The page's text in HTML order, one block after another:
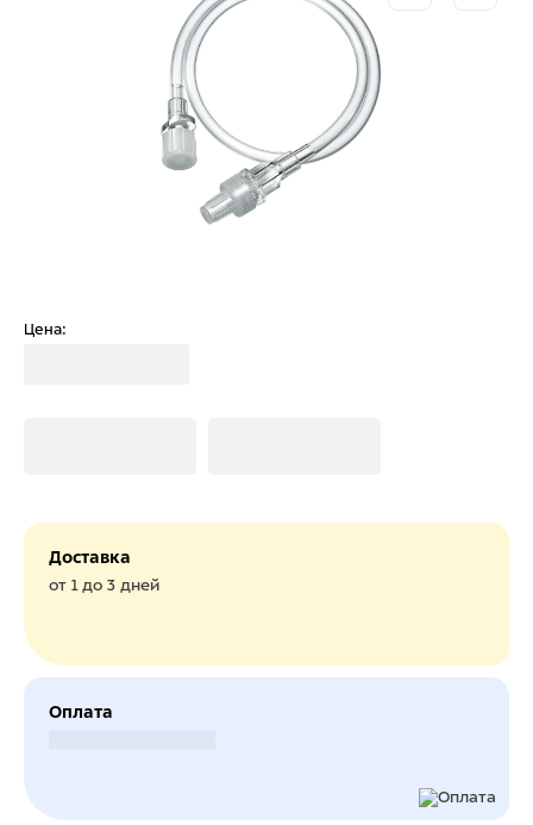
Цена:
Доставка
от 1 до 3 дней
Оплата